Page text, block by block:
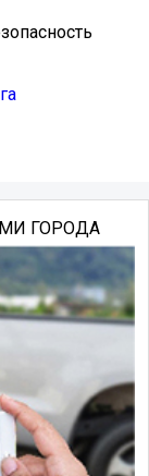
ГОРОДА